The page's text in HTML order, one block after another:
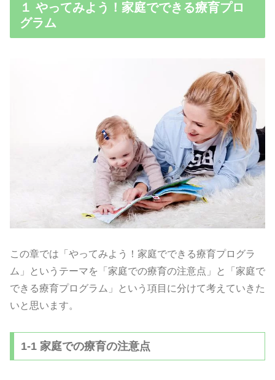
１ やってみよう！家庭でできる療育プロ
グラム
この章では「やってみよう！家庭でできる療育プログラ
ム」というテーマを「家庭での療育の注意点」と「家庭で
できる療育プログラム」という項目に分けて考えていきた
いと思います。
1-1 家庭での療育の注意点